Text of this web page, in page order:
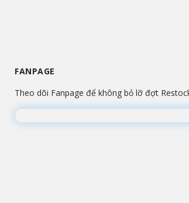
FANPAGE
Theo dõi Fanpage để không bỏ lỡ đợt
Đang lắp ráp Fanpage...